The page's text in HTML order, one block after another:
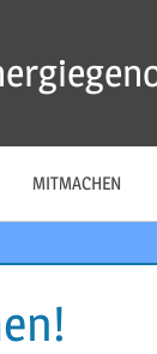
MITMACHEN